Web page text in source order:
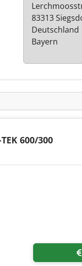
83313
Deutschland
Bayern
600/300